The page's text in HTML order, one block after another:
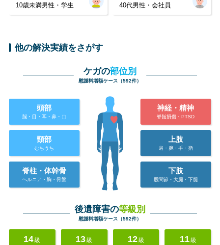
10歳未満男性・学生 40代男性・会社員
他の解決実績をさがす
ケガの部位別
慰謝料増額ケース（592件）
頭部
脳・目・耳・鼻・口
神経・精神
脊髄損傷・PTSD
頸部
むちうち
上肢
肩・腕・手・指
脊柱・体幹骨
ヘルニア・胸・骨盤
下肢
股関節・大腿・下腿
後遺障害の等級別
慰謝料増額ケース（592件）
14級 13級 12級 11級